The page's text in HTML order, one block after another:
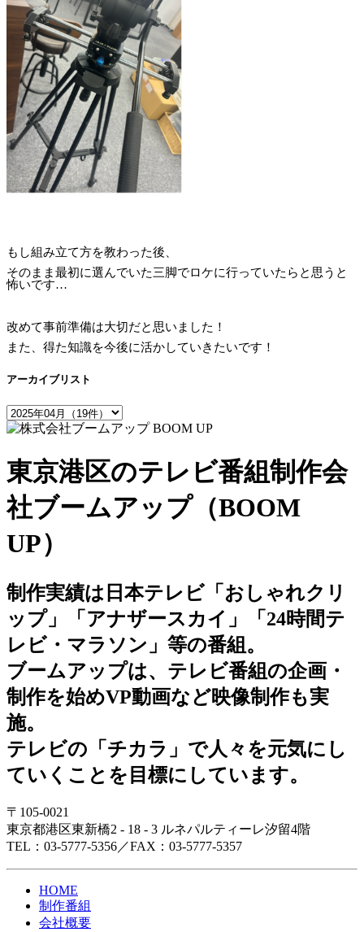
もし組み立て方を教わった後、
そのまま最初に選んでいた三脚でロケに行っていたらと思うと
怖いです…
改めて事前準備は大切だと思いました！
また、得た知識を今後に活かしていきたいです！
アーカイブリスト
東京港区のテレビ番組制作会
社ブームアップ（BOOM
UP）
制作実績は日本テレビ「おしゃれクリ
ップ」「アナザースカイ」「24時間テ
レビ・マラソン」等の番組。
ブームアップは、テレビ番組の企画・
制作を始めVP動画など映像制作も実
施。
テレビの「チカラ」で人々を元気にし
ていくことを目標にしています。
〒105-0021
東京都港区東新橋2 - 18 - 3 ルネパルティーレ汐留4階
TEL：03-5777-5356／FAX：03-5777-5357
HOME
制作番組
会社概要